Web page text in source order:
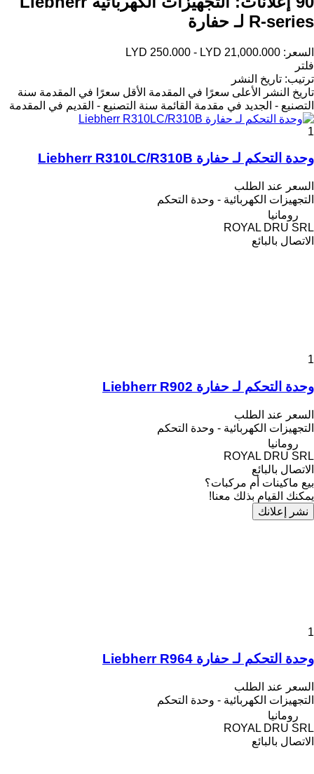
R-series لـ حفارة
السعر: LYD 250.000 - LYD 21,000.000
فلتر
ترتيب: تاريخ النشر
تاريخ النشر
الأعلى سعرًا في المقدمة الأقل سعرًا في المقدمة سنة
التصنيع - الجديد في مقدمة القائمة سنة التصنيع - القديم في المقدمة
1
وحدة التحكم لـ حفارة Liebherr R310LC/R310B
السعر عند الطلب
التجهيزات الكهربائية - وحدة التحكم
رومانيا
ROYAL DRU SRL
الاتصال بالبائع
1
وحدة التحكم لـ حفارة Liebherr R902
السعر عند الطلب
التجهيزات الكهربائية - وحدة التحكم
رومانيا
ROYAL DRU SRL
الاتصال بالبائع
بيع ماكينات أم مركبات؟
يمكنك القيام بذلك معنا!
نشر إعلانك
1
وحدة التحكم لـ حفارة Liebherr R964
السعر عند الطلب
التجهيزات الكهربائية - وحدة التحكم
رومانيا
ROYAL DRU SRL
الاتصال بالبائع